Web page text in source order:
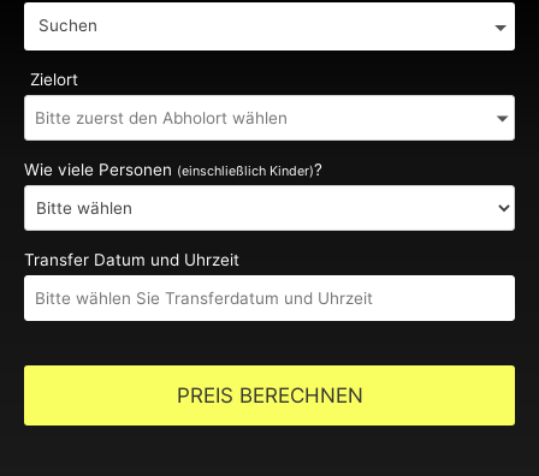
Suchen
Zielort
Wie viele Personen (einschließlich Kinder)?
Transfer Datum und Uhrzeit
PREIS BERECHNEN